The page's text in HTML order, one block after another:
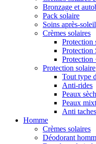
Bronzage et
Pack solaire
Soins après-soleil
Crèmes solaires
Protection
Protection
Protection
Protection solaire
Tout type
Anti-rides
Peaux
Peaux
Anti
Homme
Crèmes solaires
Déodorant